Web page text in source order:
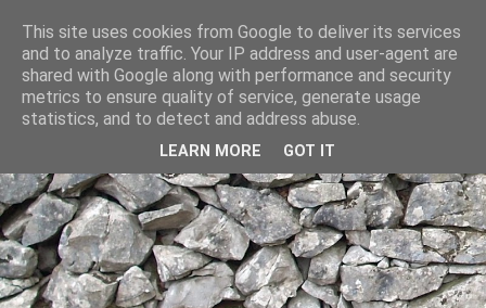
This site uses cookies from Google to deliver its services
and to analyze traffic. Your IP address and user-agent are
shared with Google along with performance and security
metrics to ensure quality of service, generate usage
statistics, and to detect and address abuse.
LEARN MORE GOT IT